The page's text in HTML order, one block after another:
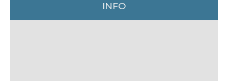
INFO